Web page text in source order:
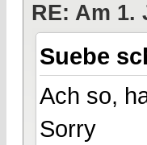
RE: Am
Suebe
Ach so,
Sorry